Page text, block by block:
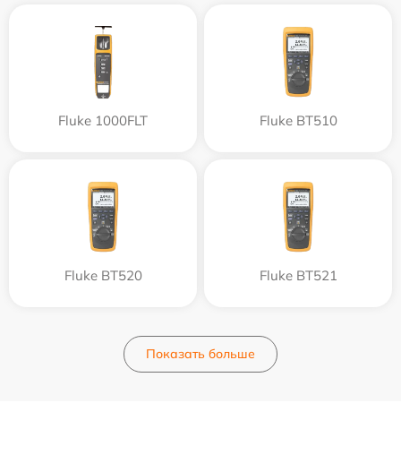
Fluke 1000FLT Fluke BT510
Fluke BT520 Fluke BT521
Показать больше